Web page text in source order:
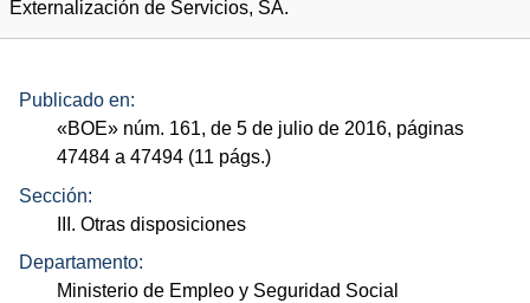
Externalización de Servicios, SA.
Publicado en:
«BOE» núm. 161, de 5 de julio de 2016, páginas
47484 a 47494 (11 págs.)
Sección:
III. Otras disposiciones
Departamento:
Ministerio de Empleo y Seguridad Social